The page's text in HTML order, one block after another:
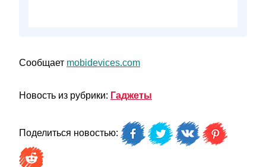
Сообщает mobidevices.com
Новость из рубрики: Гаджеты
Поделиться новостью: